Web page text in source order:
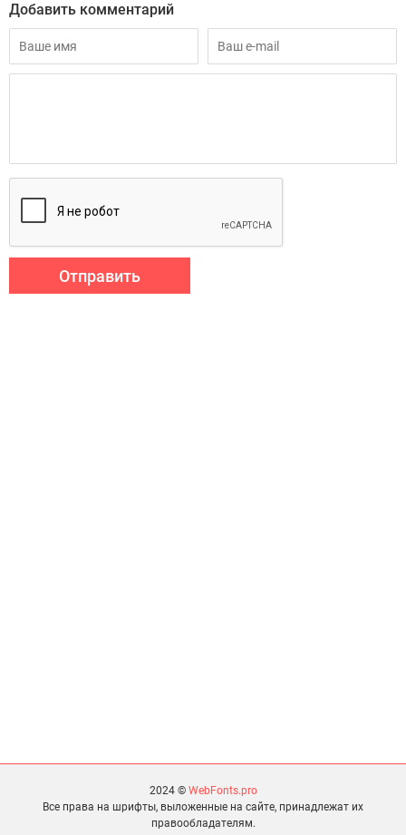
Добавить комментарий
Отправить
2024 © WebFonts.pro
Все права на шрифты, выложенные на сайте, принадлежат их
правообладателям.